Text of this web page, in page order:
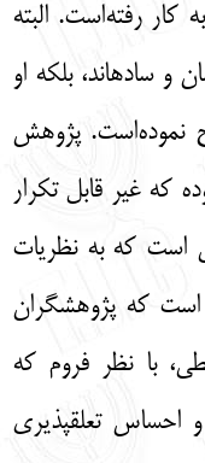
کار رفته‌است. البته
و سادهاند، بلکه او
نموده‌است. پژوهش
که غیر قابل تکرار
است که به نظریات
است که پژوهشگران
با نظر فروم که
احساس تعلقپذیری